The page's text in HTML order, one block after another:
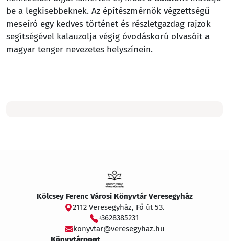
be a legkisebbeknek. Az építészmérnök végzettségű
meseíró egy kedves történet és részletgazdag rajzok
segítségével kalauzolja végig óvodáskorú olvasóit a
magyar tenger nevezetes helyszínein.
Kölcsey Ferenc Városi Könyvtár Veresegyház
2112 Veresegyház, Fő út 53.
+3628385231
konyvtar@veresegyhaz.hu